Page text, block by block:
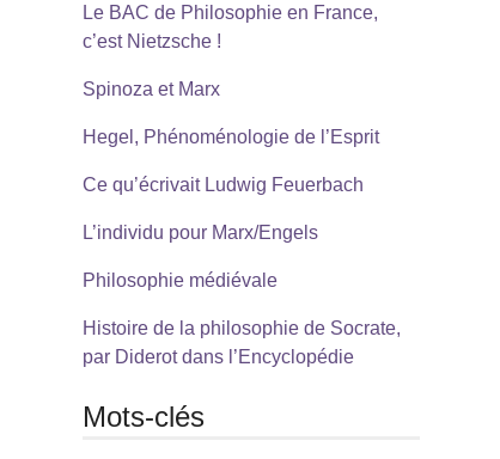
Le BAC de Philosophie en France,
c’est Nietzsche !
Spinoza et Marx
Hegel, Phénoménologie de l’Esprit
Ce qu’écrivait Ludwig Feuerbach
L’individu pour Marx/Engels
Philosophie médiévale
Histoire de la philosophie de Socrate,
par Diderot dans l’Encyclopédie
Mots-clés